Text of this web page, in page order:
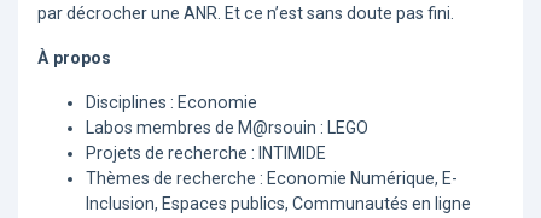
par décrocher une ANR. Et ce n’est sans doute pas fini.
À propos
Disciplines : Economie
Labos membres de M@rsouin : LEGO
Projets de recherche : INTIMIDE
Thèmes de recherche : Economie Numérique, E-
Inclusion, Espaces publics, Communautés en ligne